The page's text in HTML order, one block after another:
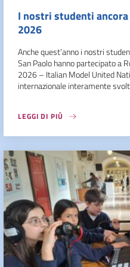
I nostri studenti
2026
Anche quest’anno i nostri
San Paolo hanno partecipato a
2026 – Italian Model United
internazionale interamente
LEGGI DI PIÙ